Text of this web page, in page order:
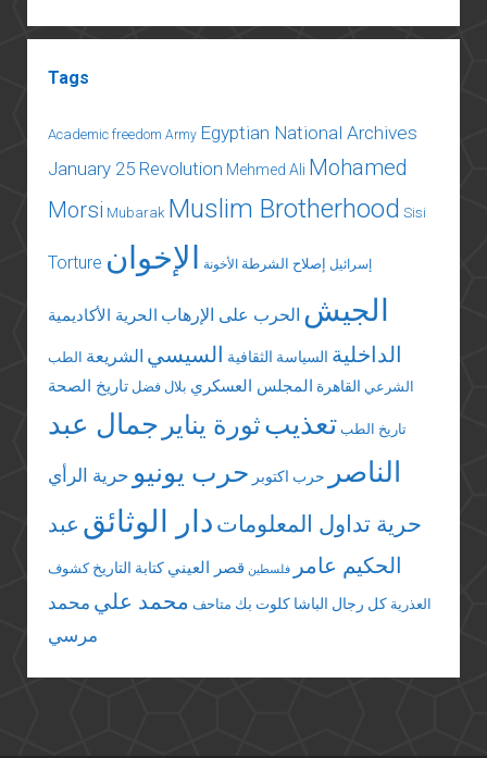
Tags
Academic freedom Army Egyptian National Archives
January 25 Revolution Mehmed Ali Mohamed
Morsi Mubarak Muslim Brotherhood Sisi
Torture إسرائيل إصلاح الشرطة الأخونة الإخوان
الجيش الحرب على الإرهاب الحرية الأكاديمية
الداخلية السياسة الثقافية السيسي الشريعة الطب
الشرعي القاهرة المجلس العسكري بلال فضل تاريخ الصحة
تاريخ الطب تعذيبثورة يناير جمال عبد
الناصر
حرب اكتوبر حرب يونيو حرية الرأي
حرية تداول المعلومات دار الوثائق عبد
الحكيم عامر
فلسطين قصر العيني كتابة التاريخ كشوف
العذرية كل رجال الباشا كلوت بك متاحف محمد علي محمد
مرسي